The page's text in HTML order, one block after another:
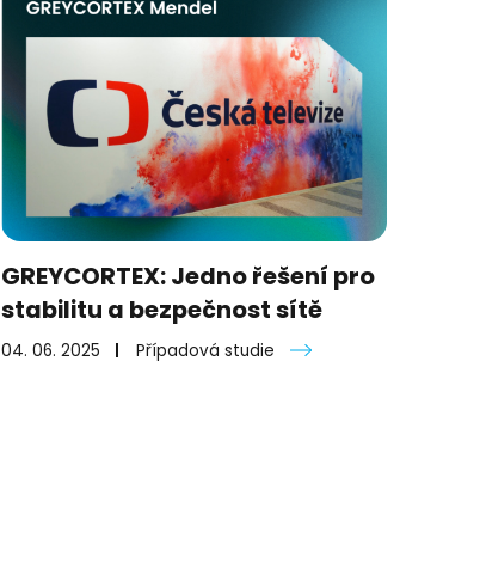
GREYCORTEX: Jedno řešení pro
stabilitu a bezpečnost sítě
04. 06. 2025 Případová studie